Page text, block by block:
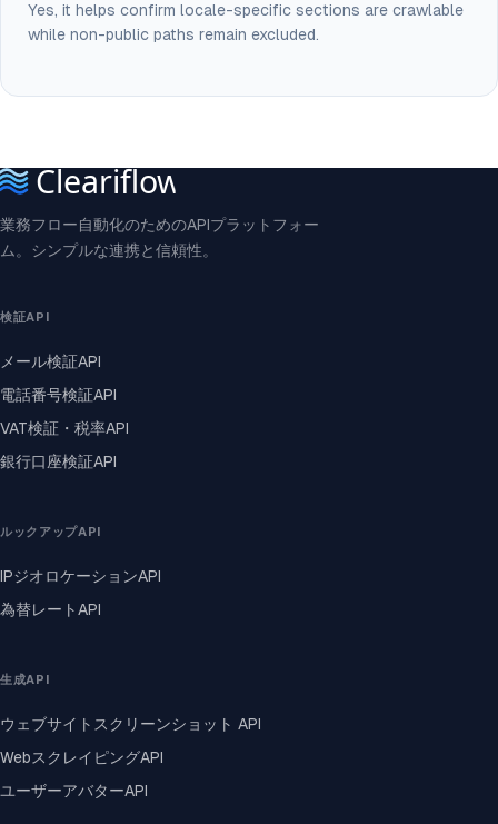
Yes, it helps confirm locale-specific sections are crawlable
while non-public paths remain excluded.
業務フロー自動化のためのAPIプラットフォー
ム。シンプルな連携と信頼性。
検証API
メール検証API
電話番号検証API
VAT検証・税率API
銀行口座検証API
ルックアップAPI
IPジオロケーションAPI
為替レートAPI
生成API
ウェブサイトスクリーンショット API
WebスクレイピングAPI
ユーザーアバターAPI